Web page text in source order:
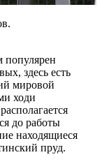
здесь есть
мировой
ходи
до работы
находящиеся
пруд.